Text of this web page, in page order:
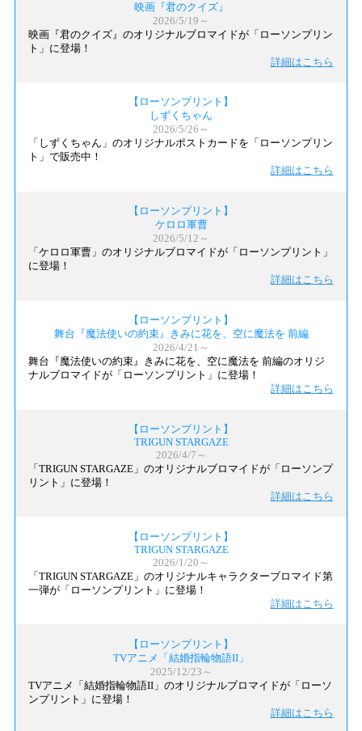
映画『君のクイズ』
2026/5/19～
映画『君のクイズ』のオリジナルブロマイドが「ローソンプリン
ト」に登場！
詳細はこちら
【ローソンプリント】
しずくちゃん
2026/5/26～
「しずくちゃん」のオリジナルポストカードを「ローソンプリン
ト」で販売中！
詳細はこちら
【ローソンプリント】
ケロロ軍曹
2026/5/12～
「ケロロ軍曹」のオリジナルブロマイドが「ローソンプリント」
に登場！
詳細はこちら
【ローソンプリント】
舞台『魔法使いの約束』きみに花を、空に魔法を 前編
2026/4/21～
舞台『魔法使いの約束』きみに花を、空に魔法を 前編のオリジ
ナルブロマイドが「ローソンプリント」に登場！
詳細はこちら
【ローソンプリント】
TRIGUN STARGAZE
2026/4/7～
「TRIGUN STARGAZE」のオリジナルブロマイドが「ローソンプ
リント」に登場！
詳細はこちら
【ローソンプリント】
TRIGUN STARGAZE
2026/1/20～
「TRIGUN STARGAZE」のオリジナルキャラクターブロマイド第
一弾が「ローソンプリント」に登場！
詳細はこちら
【ローソンプリント】
TVアニメ「結婚指輪物語II」
2025/12/23～
TVアニメ「結婚指輪物語II」のオリジナルブロマイドが「ローソ
ンプリント」に登場！
詳細はこちら